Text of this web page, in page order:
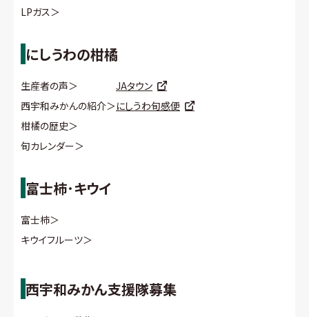
LPガス＞
にしうわの柑橘
生産者の声＞
西宇和みかんの紹介＞
柑橘の歴史＞
旬カレンダー＞
JAタウン
にしうわ旬感便
富士柿･キウイ
富士柿＞
キウイフルーツ＞
西宇和みかん支援隊募集